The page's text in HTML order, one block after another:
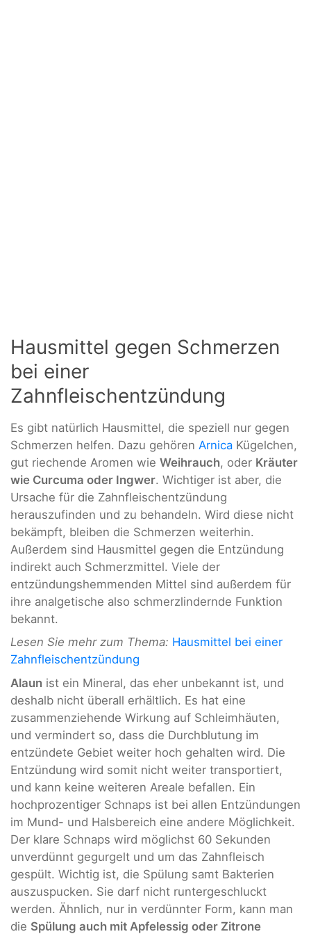
Hausmittel gegen Schmerzen
bei einer
Zahnfleischentzündung
Es gibt natürlich Hausmittel, die speziell nur gegen
Schmerzen helfen. Dazu gehören Arnica Kügelchen,
gut riechende Aromen wie Weihrauch, oder Kräuter
wie Curcuma oder Ingwer. Wichtiger ist aber, die
Ursache für die Zahnfleischentzündung
herauszufinden und zu behandeln. Wird diese nicht
bekämpft, bleiben die Schmerzen weiterhin.
Außerdem sind Hausmittel gegen die Entzündung
indirekt auch Schmerzmittel. Viele der
entzündungshemmenden Mittel sind außerdem für
ihre analgetische also schmerzlindernde Funktion
bekannt.
Lesen Sie mehr zum Thema: Hausmittel bei einer
Zahnfleischentzündung
Alaun ist ein Mineral, das eher unbekannt ist, und
deshalb nicht überall erhältlich. Es hat eine
zusammenziehende Wirkung auf Schleimhäuten,
und vermindert so, dass die Durchblutung im
entzündete Gebiet weiter hoch gehalten wird. Die
Entzündung wird somit nicht weiter transportiert,
und kann keine weiteren Areale befallen. Ein
hochprozentiger Schnaps ist bei allen Entzündungen
im Mund- und Halsbereich eine andere Möglichkeit.
Der klare Schnaps wird möglichst 60 Sekunden
unverdünnt gegurgelt und um das Zahnfleisch
gespült. Wichtig ist, die Spülung samt Bakterien
auszuspucken. Sie darf nicht runtergeschluckt
werden. Ähnlich, nur in verdünnter Form, kann man
die Spülung auch mit Apfelessig oder Zitrone